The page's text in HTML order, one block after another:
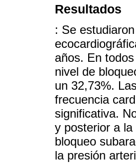
Resultados
: Se
años. En
nivel de
un 32,73%.
frecuencia
significativa.
y posterior a
bloqueo
la presión